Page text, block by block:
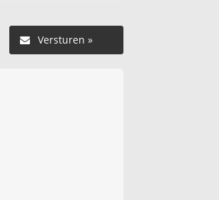
Versturen »